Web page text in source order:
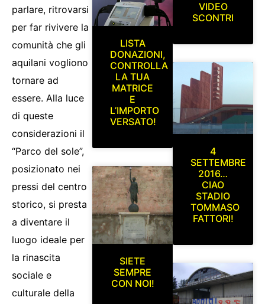
parlare, ritrovarsi
per far rivivere la
comunità che gli
aquilani vogliono
tornare ad
essere. Alla luce
di queste
considerazioni il
“Parco del sole”,
posizionato nei
pressi del centro
storico, si presta
a diventare il
luogo ideale per
la rinascita
sociale e
culturale della
LISTA
DONAZIONI,
CONTROLLA
LA TUA
MATRICE
E
L’IMPORTO
VERSATO!
SIETE
SEMPRE
CON NOI!
VIDEO
SCONTRI
4
SETTEMBRE
2016…
CIAO
STADIO
TOMMASO
FATTORI!